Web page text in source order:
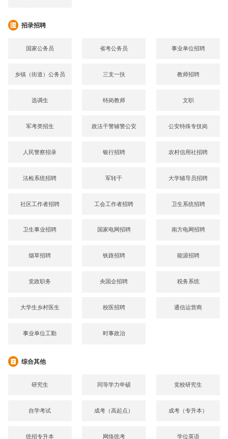
招录招聘
国家公务员 省考公务员 事业单位招聘
乡镇（街道）公务员 三支一扶 教师招聘
选调生 特岗教师 文职
军考类招生 政法干警辅警公安 公安特殊专技岗
人民警察招录 银行招聘 农村信用社招聘
法检系统招聘 军转干 大学辅导员招聘
社区工作者招聘 工会工作者招聘 卫生系统招聘
卫生事业招聘 国家电网招聘 南方电网招聘
烟草招聘 铁路招聘 能源招聘
党政职务 央国企招聘 税务系统
大学生乡村医生 校医招聘 通信运营商
事业单位工勤 时事政治
综合其他
研究生 同等学力申硕 党校研究生
自学考试 成考（高起点） 成考（专升本）
统招专升本 网络统考 学位英语